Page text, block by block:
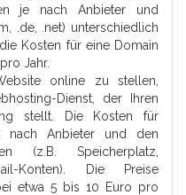
je nach Anbieter und
.de, .net) unterschiedlich
Kosten für eine Domain
Jahr.
online zu stellen,
Dienst, der Ihren
stellt. Die Kosten für
nach Anbieter und den
(z.B. Speicherplatz,
Konten). Die Preise
etwa 5 bis 10 Euro pro